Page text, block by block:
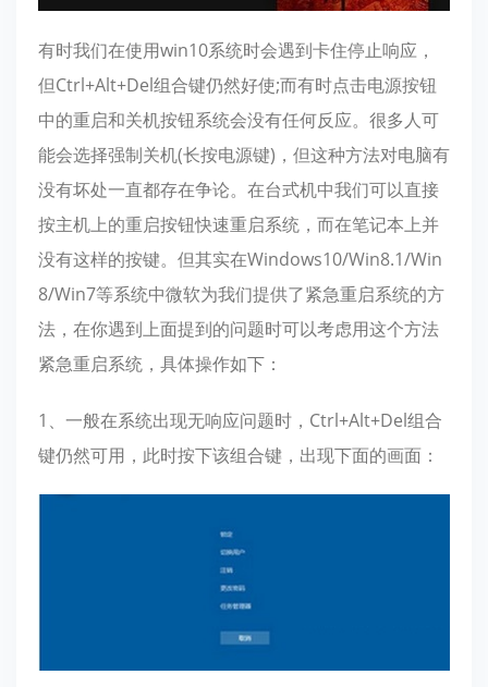
有时我们在使用win10系统时会遇到卡住停止响应，
但Ctrl+Alt+Del组合键仍然好使;而有时点击电源按钮
中的重启和关机按钮系统会没有任何反应。很多人可
能会选择强制关机(长按电源键)，但这种方法对电脑有
没有坏处一直都存在争论。在台式机中我们可以直接
按主机上的重启按钮快速重启系统，而在笔记本上并
没有这样的按键。但其实在Windows10/Win8.1/Win
8/Win7等系统中微软为我们提供了紧急重启系统的方
法，在你遇到上面提到的问题时可以考虑用这个方法
紧急重启系统，具体操作如下：
1、一般在系统出现无响应问题时，Ctrl+Alt+Del组合
键仍然可用，此时按下该组合键，出现下面的画面：